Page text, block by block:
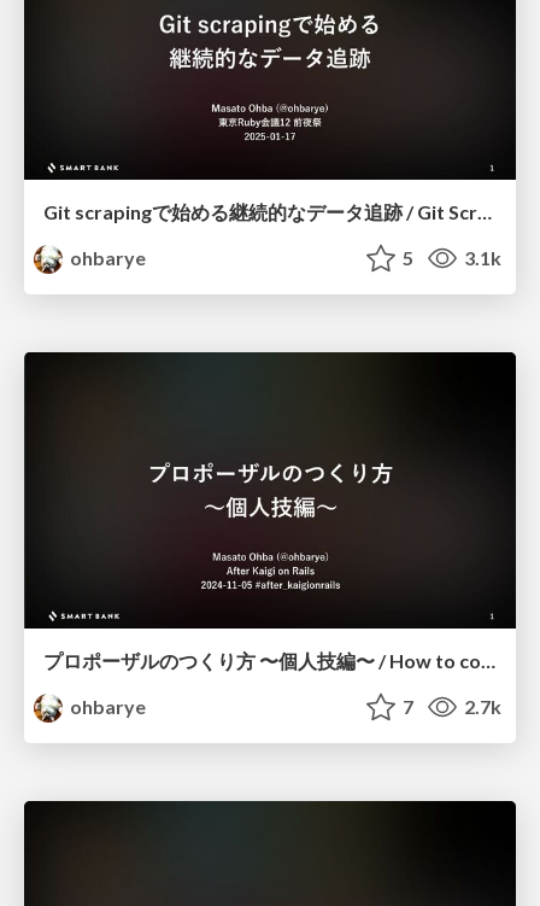
Git scrapingで始める継続的なデータ追跡 / Git Scraping
ohbarye
5 3.1k
プロポーザルのつくり方 〜個人技編〜 / How to come up with proposals
ohbarye
7 2.7k